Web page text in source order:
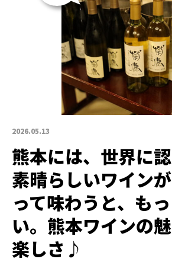
2026.05.13
熊本には、世界に
素晴らしいワイン
って味わうと、も
い。熊本ワインの
楽しさ♪